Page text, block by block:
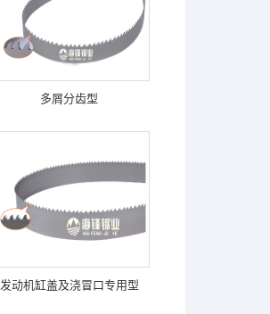
多屑分齿型
发动机缸盖及浇冒口专用型